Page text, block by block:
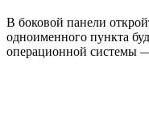
В боковой панели
одноименного пункта
операционной системы